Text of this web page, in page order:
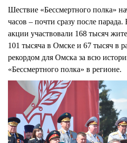
Шествие «Бессмертного полка»
часов – почти сразу после
акции участвовали 168 тысяч
101 тысяча в Омске и 67 тысяч в
рекордом для Омска за всю
«Бессмертного полка» в регионе.